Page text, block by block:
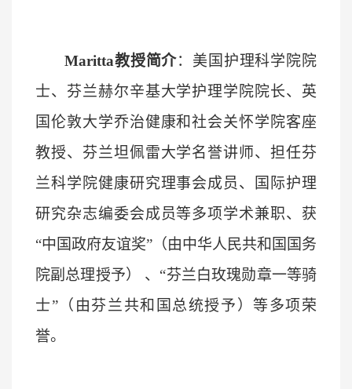
Maritta教授简介： 美国护理科学院院
士、芬兰赫尔辛基大学护理学院院长、英
国伦敦大学乔治健康和社会关怀学院客座
教授、芬兰坦佩雷大学名誉讲师、担任芬
兰科学院健康研究理事会成员、国际护理
研究杂志编委会成员等多项学术兼职、获
“中国政府友谊奖”（由中华人民共和国国务
院副总理授予） 、“芬兰白玫瑰勋章一等骑
士”（由芬兰共和国总统授予）等多项荣
誉。